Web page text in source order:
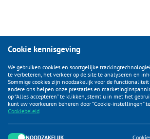
KLANTENSERVICE
CATEGORIEËN
DUIJVELAAR E-COMMERCE
Cookie kennisgeving
We gebruiken cookies en soortgelijke
te verbeteren, het verkeer op de site te analyseren en
Sommige cookies zijn noodzakelijk voor de
andere ons helpen onze prestaties en
op “Alles accepteren” te klikken, stemt u in met het
kunt uw voorkeuren beheren door “Cookie-instellingen”
Cookiebeleid
NOODZAKELIJK